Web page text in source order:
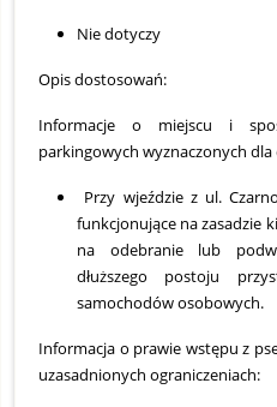
Nie dotyczy
Opis dostosowań:
Informacje o miejscu i
parkingowych wyznaczonych
Przy wjeździe z ul.
funkcjonujące na zasadzie
na odebranie lub
dłuższego postoju
samochodów osobowych.
Informacja o prawie wstępu z
uzasadnionych ograniczeniach: